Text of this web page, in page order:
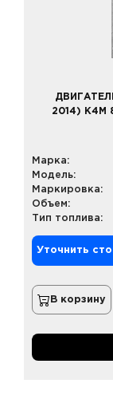
2014)
Марка:
Модель:
Маркировка:
Объем:
Тип топлива:
Уточнить
В корзину